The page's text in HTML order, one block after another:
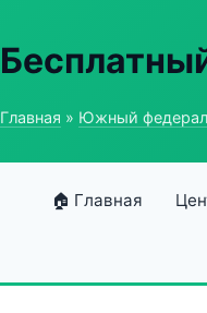
Главная » Южный
🏠 Главная